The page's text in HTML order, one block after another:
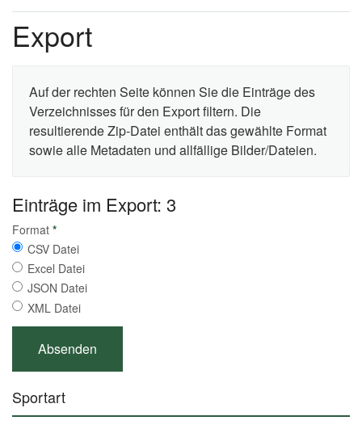
KONTAKT
Export
Auf der rechten Seite können Sie die Einträge des
Verzeichnisses für den Export filtern. Die
resultierende Zip-Datei enthält das gewählte Format
sowie alle Metadaten und allfällige Bilder/Dateien.
Einträge im Export: 3
Format *
CSV Datei
Excel Datei
JSON Datei
XML Datei
Sportart